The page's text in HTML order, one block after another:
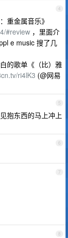
4
重金属音乐》
#review ，里面介
e music 搜了几
的歌单《（比）雅
ri4lK3 (@网易
5
抱东西的马上冲上
6
7
8